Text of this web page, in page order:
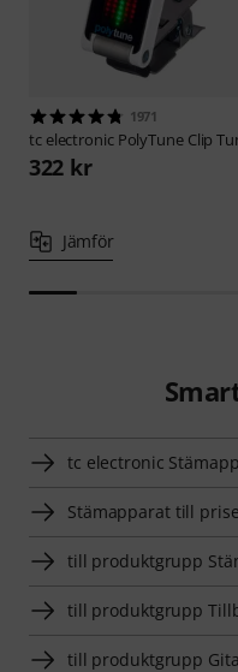
1971
tc electronic PolyTune Clip
322 kr
Jämför
tc electronic
Stämapparat till
till produktgrupp
till produktgrupp
till produktgrupp